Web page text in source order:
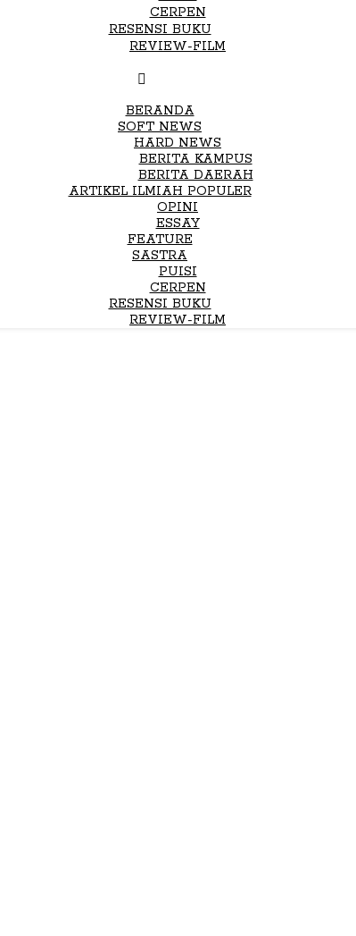
CERPEN
RESENSI BUKU
REVIEW-FILM
BERANDA
SOFT NEWS
HARD NEWS
BERITA KAMPUS
BERITA DAERAH
ARTIKEL ILMIAH POPULER
OPINI
ESSAY
FEATURE
SASTRA
PUISI
CERPEN
RESENSI BUKU
REVIEW-FILM